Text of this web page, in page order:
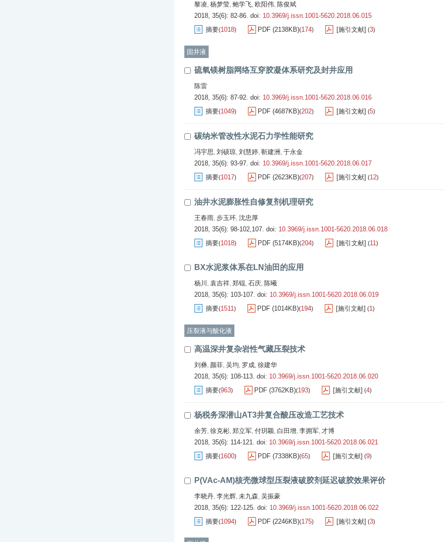
黎凌, 杨梦莹, 鲍学飞, 欧阳伟, 陈俊斌
2018, 35(6): 82-86. doi: 10.3969/j.issn.1001-5620.2018.06.015
摘要(1018) PDF (2138KB)(174) [施引文献] (3)
固井液
硫氧镁树脂网络互穿胶凝体系研究及封井应用
陈雷
2018, 35(6): 87-92. doi: 10.3969/j.issn.1001-5620.2018.06.016
摘要(1049) PDF (4687KB)(202) [施引文献] (5)
碳纳米管改性水泥石力学性能研究
冯宇思, 刘硕琼, 刘慧婷, 靳建洲 , 于永金
2018, 35(6): 93-97. doi: 10.3969/j.issn.1001-5620.2018.06.017
摘要(1017) PDF (2623KB)(207) [施引文献] (12)
油井水泥膨胀性自修复剂机理研究
王春雨, 步玉环, 沈忠厚
2018, 35(6): 98-102,107. doi: 10.3969/j.issn.1001-5620.2018.06.018
摘要(1018) PDF (5174KB)(204) [施引文献] (11)
BX水泥浆体系在LN油田的应用
杨川 , 袁吉祥, 郑锟, 石庆, 陈曦
2018, 35(6): 103-107. doi: 10.3969/j.issn.1001-5620.2018.06.019
摘要(1511) PDF (1014KB)(194) [施引文献] (1)
压裂液与酸化液
高温深井复杂岩性气藏压裂技术
刘彝, 颜菲, 吴均, 罗成, 徐建华
2018, 35(6): 108-113. doi: 10.3969/j.issn.1001-5620.2018.06.020
摘要(963) PDF (3762KB)(193) [施引文献] (4)
杨税务深潜山AT3井复合酸压改造工艺技术
余芳, 徐克彬, 郑立军, 付玥颖, 白田增, 李拥军, 才博
2018, 35(6): 114-121. doi: 10.3969/j.issn.1001-5620.2018.06.021
摘要(1600) PDF (7338KB)(65) [施引文献] (9)
P(VAc-AM)核壳微球型压裂液破胶剂延迟破胶效果评价
李晓丹, 李光辉, 未九森, 吴振豪
2018, 35(6): 122-125. doi: 10.3969/j.issn.1001-5620.2018.06.022
摘要(1094) PDF (2246KB)(175) [施引文献] (3)